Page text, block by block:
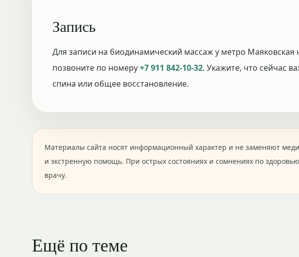
Запись
Для записи на биодинамический массаж у метро Маяковская
позвоните по номеру+7 911 842-10-32. Укажите, что сейчас
спина или общее восстановление.
Материалы сайта носят информационный характер и не заменяют
и экстренную помощь. При острых состояниях и сомнениях по
врачу.
Ещё по теме